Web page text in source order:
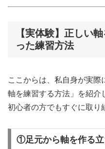
【実体験】正しい
った練習方法
ここからは、私自身が実際
軸を練習する方法」を紹介
初心者の方でもすぐに取り
①足元から軸を作る立